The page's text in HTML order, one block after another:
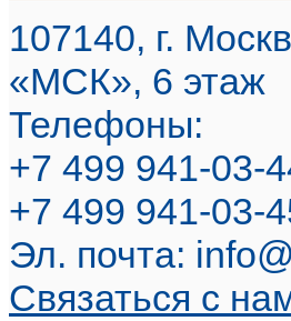
107140, г.
«МСК», 6 этаж
Телефоны:
+7 499 941-03-
+7 499 941-03-
Эл. почта:
Связаться с